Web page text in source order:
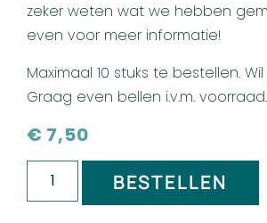
zeker weten wat we hebben
even voor meer informatie!
Maximaal 10 stuks te bestellen.
Graag even bellen i.v.m. voorraad.
€ 7,50
BESTELLEN